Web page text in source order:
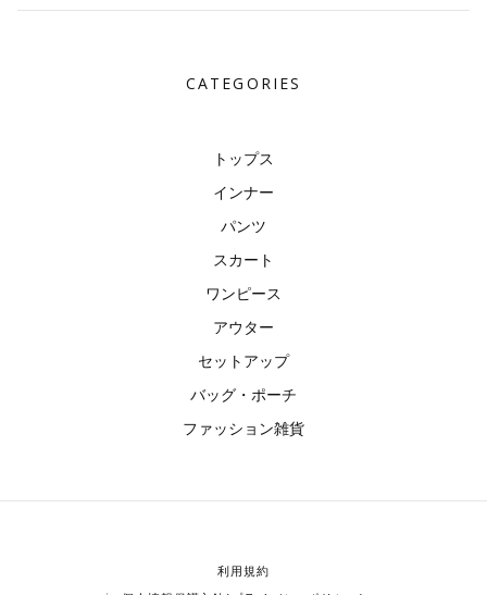
CATEGORIES
トップス
インナー
パンツ
スカート
ワンピース
アウター
セットアップ
バッグ・ポーチ
ファッション雑貨
利用規約